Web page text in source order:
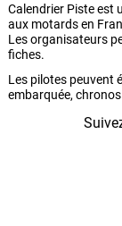
Calendrier Piste est
aux motards en
Les organisateurs
fiches.
Les pilotes peuvent
embarquée,